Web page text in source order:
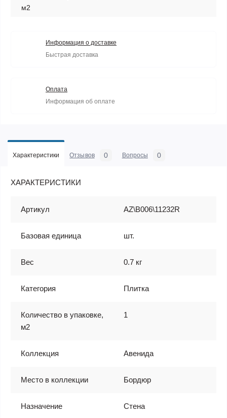
м2
Информация о доставке
Быстрая доставка
Оплата
Информация об оплате
Характеристики Отзывов 0 Вопросы 0
ХАРАКТЕРИСТИКИ
Артикул AZ\B006\11232R
Базовая единица шт.
Вес 0.7 кг
Категория Плитка
Количество в упаковке,
м2
1
Коллекция Авенида
Место в коллекции Бордюр
Назначение Стена